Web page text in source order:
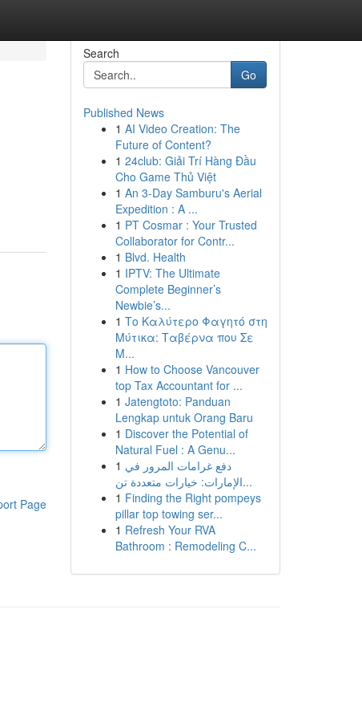
Page
Search
Go
Published News
1 AI Video Creation: The
Future of Content?
1 24club: Giải Trí Hàng Đầu
Cho Game Thủ Việt
1 An 3-Day Samburu's Aerial
Expedition : A ...
1 PT Cosmar : Your Trusted
Collaborator for Contr...
1 Blvd. Health
1 IPTV: The Ultimate
Complete Beginner’s
Newbie’s...
1 Το Καλύτερο Φαγητό στη
Μύτικα: Ταβέρνα που Σε
Μ...
1 How to Choose Vancouver
top Tax Accountant for ...
1 Jatengtoto: Panduan
Lengkap untuk Orang Baru
1 Discover the Potential of
Natural Fuel : A Genu...
1 دفع غرامات المرور في
الإمارات: خيارات متعددة تن...
1 Finding the Right pompeys
pillar top towing ser...
1 Refresh Your RVA
Bathroom : Remodeling C...